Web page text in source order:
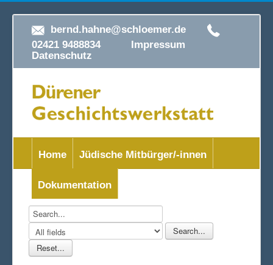
bernd.hahne@schloemer.de
02421 9488834 Impressum
Datenschutz
Home Jüdische Mitbürger/-innen
Dokumentation